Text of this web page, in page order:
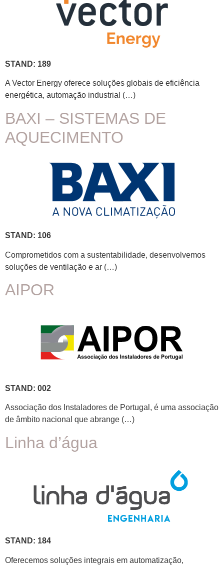
STAND: 189
A Vector Energy oferece soluções globais de eficiência
energética, automação industrial (…)
BAXI – SISTEMAS DE
AQUECIMENTO
STAND: 106
​Comprometidos com a sustentabilidade, desenvolvemos
soluções de ventilação e ar (…)
AIPOR
STAND: 002
Associação dos Instaladores de Portugal, é uma associação
de âmbito nacional que abrange (…)
Linha d’água
STAND: 184
Oferecemos soluções integrais em automatização,